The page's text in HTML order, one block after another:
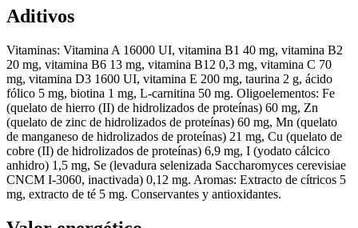
Aditivos
Vitaminas: Vitamina A 16000 UI, vitamina B1 40 mg, vitamina B2
20 mg, vitamina B6 13 mg, vitamina B12 0,3 mg, vitamina C 70
mg, vitamina D3 1600 UI, vitamina E 200 mg, taurina 2 g, ácido
fólico 5 mg, biotina 1 mg, L-carnitina 50 mg. Oligoelementos: Fe
(quelato de hierro (II) de hidrolizados de proteínas) 60 mg, Zn
(quelato de zinc de hidrolizados de proteínas) 60 mg, Mn (quelato
de manganeso de hidrolizados de proteínas) 21 mg, Cu (quelato de
cobre (II) de hidrolizados de proteínas) 6,9 mg, I (yodato cálcico
anhidro) 1,5 mg, Se (levadura selenizada Saccharomyces cerevisiae
CNCM I-3060, inactivada) 0,12 mg. Aromas: Extracto de cítricos 5
mg, extracto de té 5 mg. Conservantes y antioxidantes.